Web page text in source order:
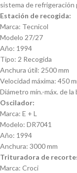
sistema de refrigeración
Estación de recogida:
Marca: Tecnicol
Modelo 27/27
Año: 1994
Tipo: 2 Recogida
Anchura útil: 2500 mm
Velocidad máxima: 450
Diámetro mín.-máx. de
Oscilador:
Marca: E + L
Modelo: DR7041
Año: 1994
Anchura: 3000 mm
Trituradora de
Marca: Croci